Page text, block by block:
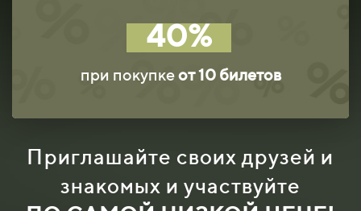
40%
при покупкеот 10 билетов
Приглашайте своих друзей и
знакомых и участвуйте